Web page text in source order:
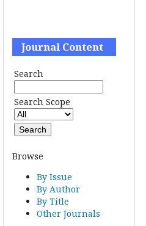
Journal Content
Search
Search Scope
Browse
By Issue
By Author
By Title
Other Journals